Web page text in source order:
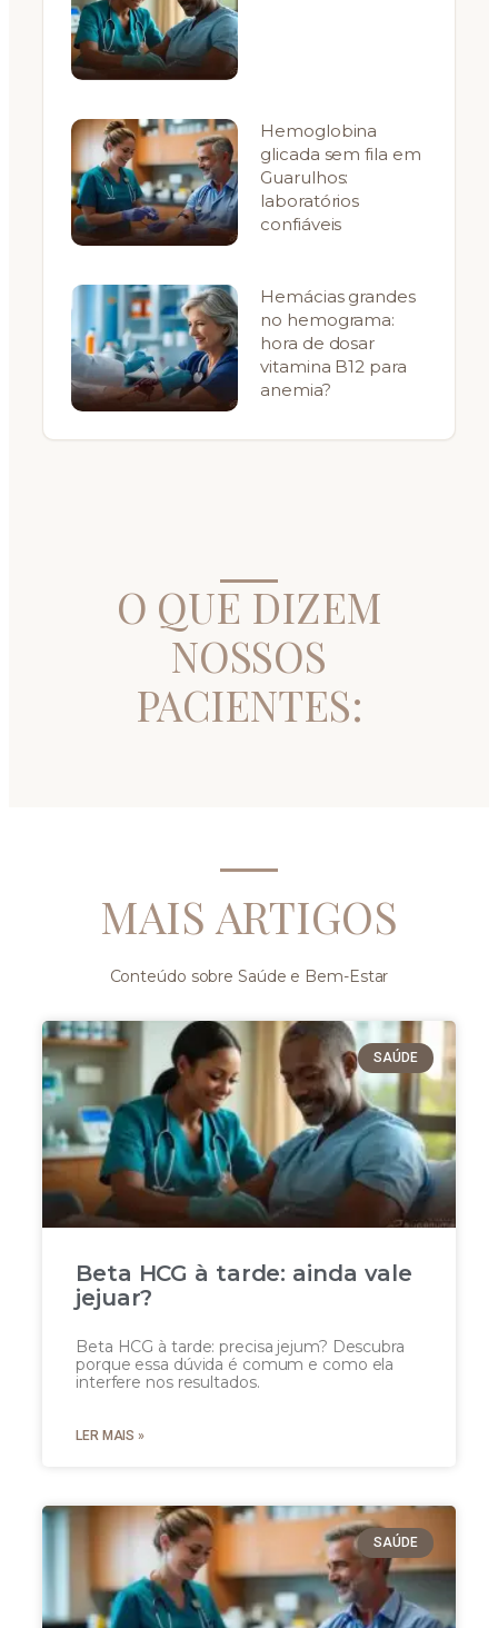
Hemoglobina
glicada sem fila em
Guarulhos:
laboratórios
confiáveis
Hemácias grandes
no hemograma:
hora de dosar
vitamina B12 para
anemia?
O QUE DIZEM
NOSSOS
PACIENTES:
MAIS ARTIGOS
Conteúdo sobre Saúde e Bem-Estar
SAÚDE
Beta HCG à tarde: ainda vale
jejuar?
Beta HCG à tarde: precisa jejum? Descubra
porque essa dúvida é comum e como ela
interfere nos resultados.
LER MAIS »
SAÚDE